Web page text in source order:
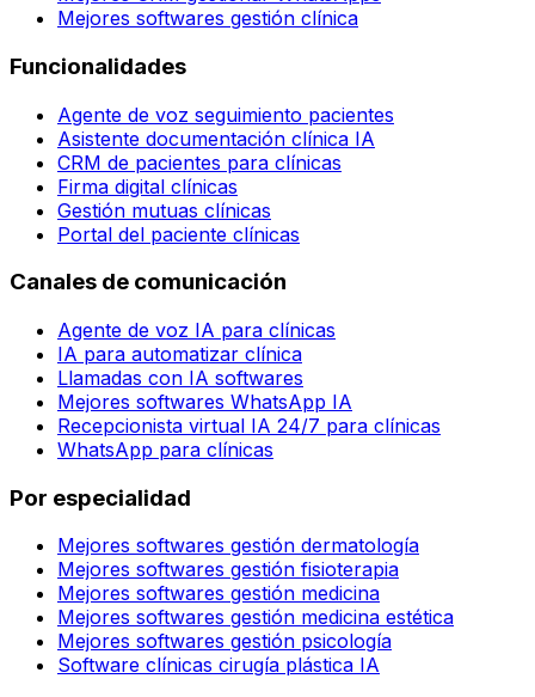
Mejores softwares gestión clínica
Funcionalidades
Agente de voz seguimiento pacientes
Asistente documentación clínica IA
CRM de pacientes para clínicas
Firma digital clínicas
Gestión mutuas clínicas
Portal del paciente clínicas
Canales de comunicación
Agente de voz IA para clínicas
IA para automatizar clínica
Llamadas con IA softwares
Mejores softwares WhatsApp IA
Recepcionista virtual IA 24/7 para clínicas
WhatsApp para clínicas
Por especialidad
Mejores softwares gestión dermatología
Mejores softwares gestión fisioterapia
Mejores softwares gestión medicina
Mejores softwares gestión medicina estética
Mejores softwares gestión psicología
Software clínicas cirugía plástica IA